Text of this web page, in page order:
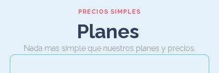
PRECIOS SIMPLES
Planes
Nada mas simple que nuestros planes y precios.